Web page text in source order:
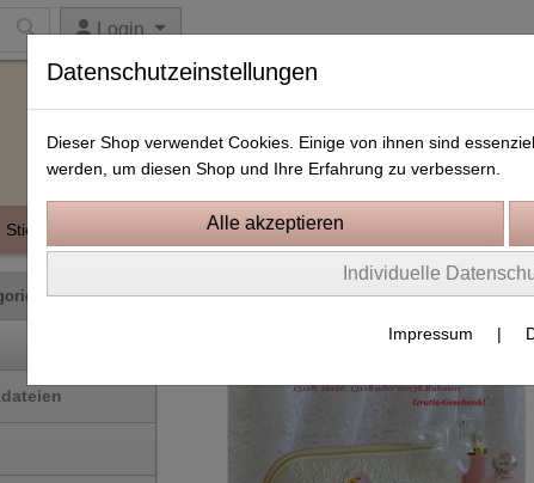
Login
Stickdateien Instagram Kostenlose Stickdateien
Datenschutzeinstellungen
Dieser Shop verwendet Cookies. Einige von ihnen sind
werden, um diesen Shop und Ihre Erfahrung zu verbessern.
Individuelle
Impressum |